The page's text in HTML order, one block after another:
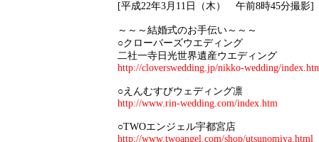
[平成22年3月11日（木） 午前8時45分撮影]
～～～結婚式のお手伝い～～～
○クローバーズウエディング
二社一寺日光世界遺産ウエディング
http://cloverswedding.jp/nikko-wedding/
○えんむすびウェディング凛
http://www.rin-wedding.com/index.htm
○TWOエンジェル宇都宮店
http://www.twoangel.com/shop/utsunomiya.html